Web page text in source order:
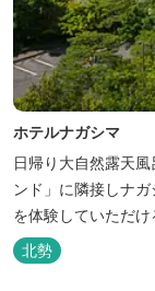
ホテルナガシマ
日帰り大自然露天
ンド」に隣接しナ
を体験していただ
北勢